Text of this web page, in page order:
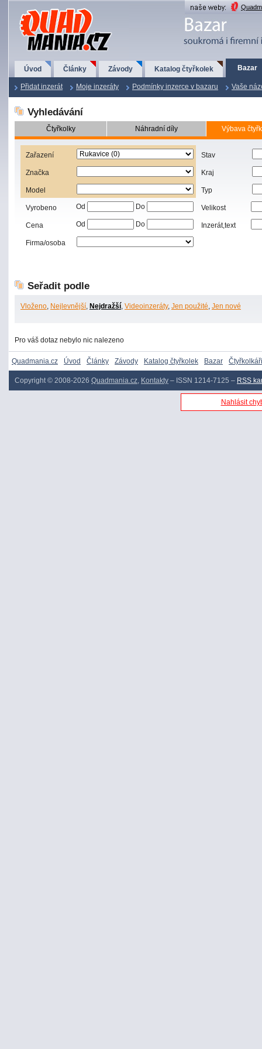
QuadMania.cz
Úvod Články Závody Katalog čtyřkolek Bazar
Přidat inzerát Moje inzeráty Podmínky inzerce v bazaru Vaše
Vyhledávání
Čtyřkolky Náhradní díly Výbava
Zařazení
Značka
Model
Vyrobeno Od Do
Cena Od Do
Firma/osoba
Stav
Kraj
Typ
Velikost
Inzerát,text
Seřadit podle
Vloženo, Nejlevnější, Nejdražší, Videoinzeráty, Jen použité, Jen nové
Pro váš dotaz nebylo nic nalezeno
Quadmania.cz Úvod Články Závody Katalog čtyřkolek Bazar Čtyřkolkáři
Copyright © 2008-2026 Quadmania.cz, Kontakty – ISSN 1214-7125 – RSS
Nahlásit